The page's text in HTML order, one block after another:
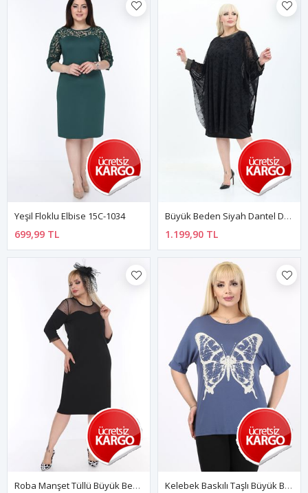
Yeşil Floklu Elbise 15C-1034
699,99 TL
Büyük Beden Siyah Dantel Detaylı Yarasa Kol Elbise 44B-2800
1.199,90 TL
Roba Manşet Tüllü Büyük Beden Elbise 16E-0473 Kelebek Baskılı Taşlı Büyük Beden Tshirt 37B-2096